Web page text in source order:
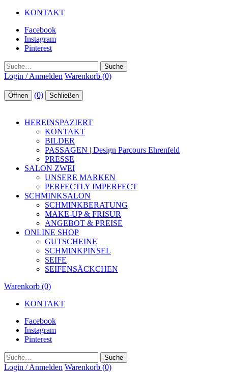
KONTAKT
Facebook
Instagram
Pinterest
Suche
Login / Anmelden Warenkorb (0)
Öffnen (0) Schließen
HEREINSPAZIERT
KONTAKT
BILDER
PASSAGEN | Design Parcours Ehrenfeld
PRESSE
SALON ZWEI
UNSERE MARKEN
PERFECTLY IMPERFECT
SCHMINKSALON
SCHMINKBERATUNG
MAKE-UP & FRISUR
ANGEBOT & PREISE
ONLINE SHOP
GUTSCHEINE
SCHMINKPINSEL
SEIFE
SEIFENSÄCKCHEN
Warenkorb (0)
KONTAKT
Facebook
Instagram
Pinterest
Suche
Login / Anmelden Warenkorb (0)